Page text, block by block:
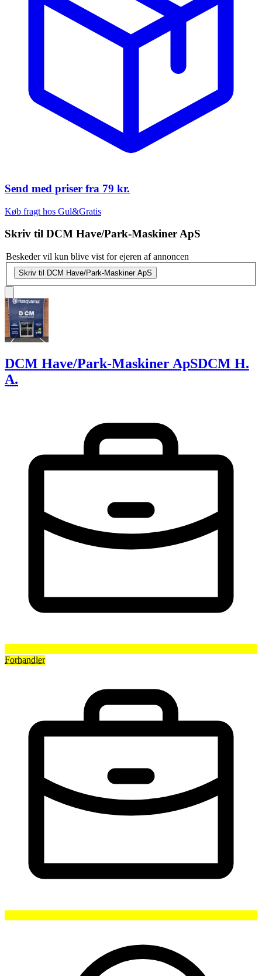
Send med priser fra 79 kr.
Køb fragt hos Gul&Gratis
Skriv til DCM Have/Park-Maskiner ApS
Beskeder vil kun blive vist for ejeren af annoncen
Skriv til DCM Have/Park-Maskiner ApS
DCM Have/Park-Maskiner ApSDCM H.
A.
Forhandler